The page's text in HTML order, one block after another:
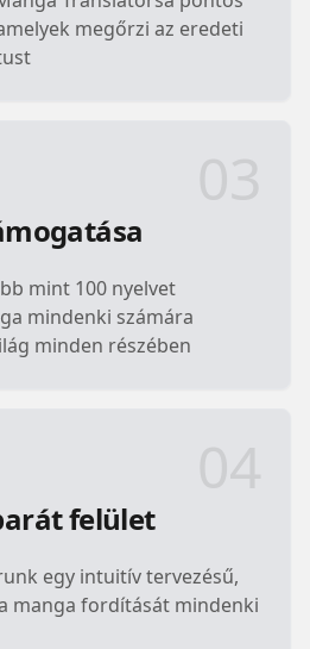
megőrzi az eredeti
mint 100 nyelvet
mindenki számára
minden részében
felület
egy intuitív tervezésű,
manga fordítását mindenki